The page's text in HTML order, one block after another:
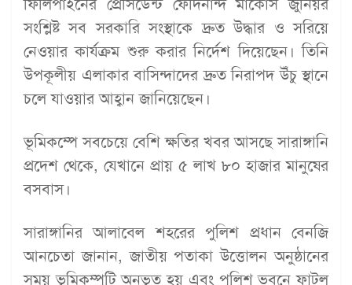
সংশ্লিষ্ট সব সরকারি সংস্থাকে দ্রুত উদ্ধার ও সরিয়ে
নেওয়ার কার্যক্রম শুরু করার নির্দেশ দিয়েছেন। তিনি
উপকূলীয় এলাকার বাসিন্দাদের দ্রুত নিরাপদ উঁচু স্থানে
চলে যাওয়ার আহ্বান জানিয়েছেন।
ভূমিকম্পে সবচেয়ে বেশি ক্ষতির খবর আসছে সারাঙ্গানি
প্রদেশ থেকে, যেখানে প্রায় ৫ লাখ ৮০ হাজার মানুষের
বসবাস।
সারাঙ্গানির আলাবেল শহরের পুলিশ প্রধান বেনজি
আনচেতা জানান, জাতীয় পতাকা উত্তোলন অনুষ্ঠানের
সময় ভূমিকম্পটি অনুভূত হয় এবং পুলিশ ভবনে ফাটল